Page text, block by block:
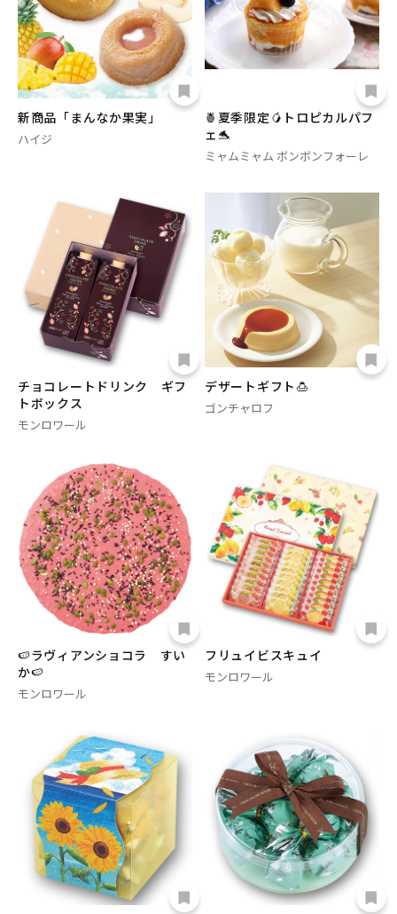
新商品「まんなか果実」
ハイジ
🍍夏季限定🥭トロピカルパフ
ェ🐬
ミャムミャム ボンボンフォーレ
チョコレートドリンク ギフ
トボックス
モンロワール
デザートギフト🍮
ゴンチャロフ
🍉ラヴィアンショコラ すい
か🍉
モンロワール
フリュイビスキュイ
モンロワール